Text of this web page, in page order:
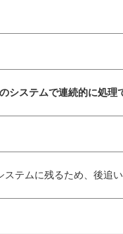
システムで連続的に処理
テムに残るため、後追い